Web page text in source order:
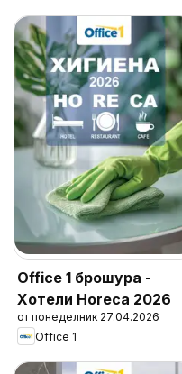
Office 1 брошура -
Хотели Horeca 2026
от понеделник 27.04.2026
Office 1